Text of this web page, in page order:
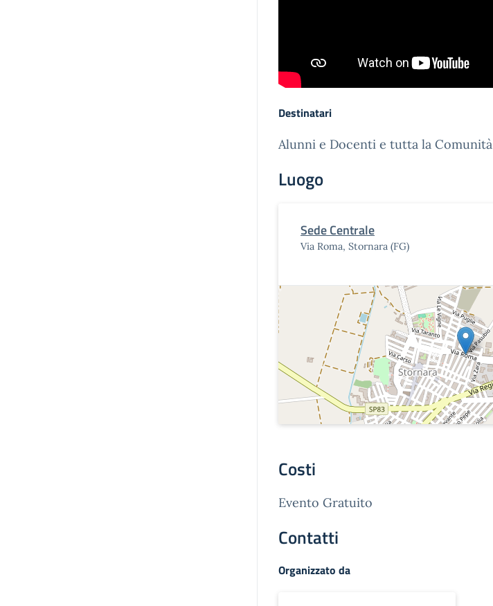
Destinatari
Alunni e Docenti e tutta la Comunità
Luogo
Sede Centrale
Via Roma, Stornara (FG)
Costi
Evento Gratuito
Contatti
Organizzato da